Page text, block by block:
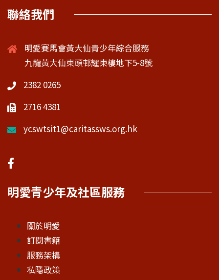
聯絡我們
明愛賽馬會黃大仙青少年綜合服務
九龍黃大仙東頭邨耀東樓地下5-8號
2382 0265
2716 4381
ycswtsit1@caritassws.org.hk
明愛青少年及社區服務
關於明愛
訂閱書籍
服務架構
私隱政策